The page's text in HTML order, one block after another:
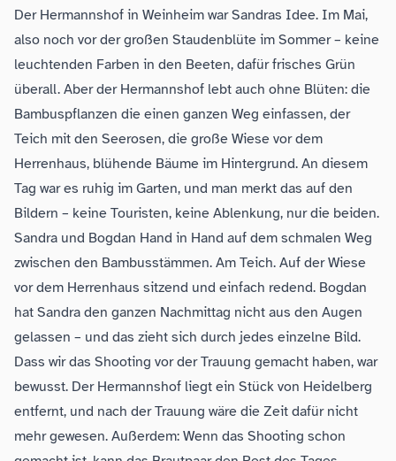
Der Hermannshof in Weinheim war Sandras Idee. Im Mai,
also noch vor der großen Staudenblüte im Sommer – keine
leuchtenden Farben in den Beeten, dafür frisches Grün
überall. Aber der Hermannshof lebt auch ohne Blüten: die
Bambuspflanzen die einen ganzen Weg einfassen, der
Teich mit den Seerosen, die große Wiese vor dem
Herrenhaus, blühende Bäume im Hintergrund. An diesem
Tag war es ruhig im Garten, und man merkt das auf den
Bildern – keine Touristen, keine Ablenkung, nur die beiden.
Sandra und Bogdan Hand in Hand auf dem schmalen Weg
zwischen den Bambusstämmen. Am Teich. Auf der Wiese
vor dem Herrenhaus sitzend und einfach redend. Bogdan
hat Sandra den ganzen Nachmittag nicht aus den Augen
gelassen – und das zieht sich durch jedes einzelne Bild.
Dass wir das Shooting vor der Trauung gemacht haben, war
bewusst. Der Hermannshof liegt ein Stück von Heidelberg
entfernt, und nach der Trauung wäre die Zeit dafür nicht
mehr gewesen. Außerdem: Wenn das Shooting schon